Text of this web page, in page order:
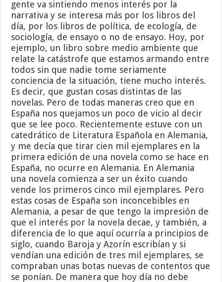
gente va sintiendo menos interés por la
narrativa y se interesa más por los libros del
día, por los libros de política, de ecología, de
sociología, de ensayo o no de ensayo. Hoy, por
ejemplo, un libro sobre medio ambiente que
relate la catástrofe que estamos armando entre
todos sin que nadie tome seriamente
conciencia de la situación, tiene mucho interés.
Es decir, que gustan cosas distintas de las
novelas. Pero de todas maneras creo que en
España nos quejamos un poco de vicio al decir
que se lee poco. Recientemente estuve con un
catedrático de Literatura Española en Alemania,
y me decía que tirar cien mil ejemplares en la
primera edición de una novela como se hace en
España, no ocurre en Alemania. En Alemania
una novela comienza a ser un éxito cuando
vende los primeros cinco mil ejemplares. Pero
estas cosas de España son inconcebibles en
Alemania, a pesar de que tengo la impresión de
que el interés por la novela decae, y también, a
diferencia de lo que aquí ocurría a principios de
siglo, cuando Baroja y Azorín escribían y si
vendían una edición de tres mil ejemplares, se
compraban unas botas nuevas de contentos que
se ponían. De manera que hoy día no debe